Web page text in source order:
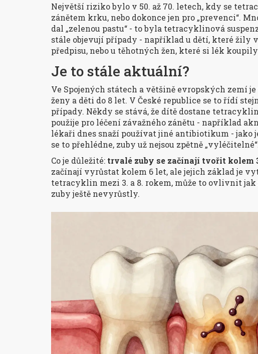
Největší riziko bylo v 50. až 70. letech, kdy se
zánětem krku, nebo dokonce jen pro „prevenci“.
dal „zelenou pastu“ - to byla tetracyklinová
stále objevují případy - například u dětí, které žily
předpisu, nebo u těhotných žen, které si lék
Je to stále aktuální?
Ve Spojených státech a většině evropských zemí
ženy a děti do 8 let. V České republice se to řídí
případy. Někdy se stává, že dítě dostane
použije pro léčení závažného zánětu - například
lékaři dnes snaží používat jiné antibiotikum -
se to přehlédne, zuby už nejsou zpětně
Co je důležité: trvalé zuby se začínají tvořit kolem
začínají vyrůstat kolem 6 let, ale jejich základ je
tetracyklin mezi 3. a 8. rokem, může to ovlivnit
zuby ještě nevyrůstly.